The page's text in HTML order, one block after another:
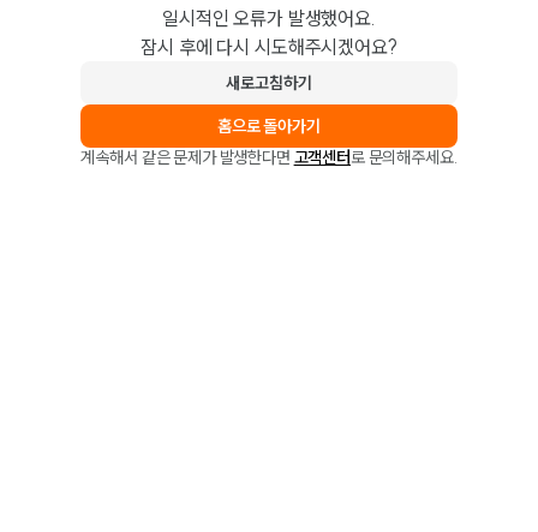
일시적인 오류가 발생했어요.
잠시 후에 다시 시도해주시겠어요?
새로고침하기
홈으로 돌아가기
계속해서 같은 문제가 발생한다면 고객센터로 문의해주세요.